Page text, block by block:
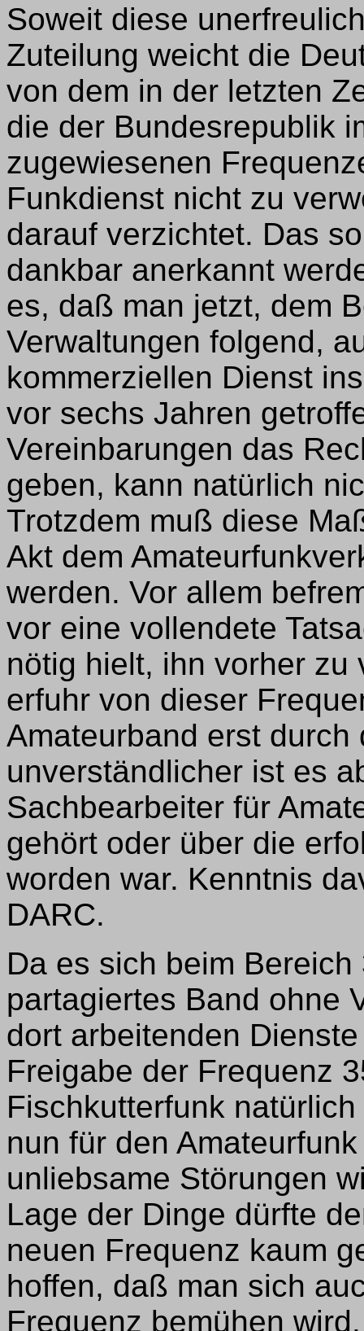
Soweit diese
Zuteilung weicht die
von dem in der letzten
die der Bundesrepublik
zugewiesenen
Funkdienst nicht zu
darauf verzichtet. Das
dankbar anerkannt
es, daß man jetzt, dem
Verwaltungen folgend,
kommerziellen Dienst
vor sechs Jahren
Vereinbarungen das
geben, kann natürlich
Trotzdem muß diese
Akt dem
werden. Vor allem
vor eine vollendete
nötig hielt, ihn vorher zu
erfuhr von dieser
Amateurband erst durch
unverständlicher ist es
Sachbearbeiter für
gehört oder über die
worden war. Kenntnis
DARC.
Da es sich beim
partagiertes Band ohne
dort arbeitenden
Freigabe der Frequenz
Fischkutterfunk
nun für den
unliebsame Störungen
Lage der Dinge dürfte
neuen Frequenz kaum
hoffen, daß man sich
Frequenz bemühen wird.